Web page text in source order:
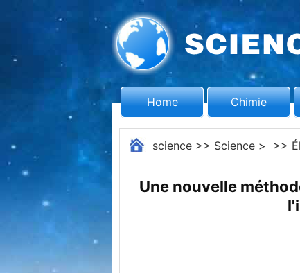
Home Chimie
science>> Science> >>
Une nouvelle